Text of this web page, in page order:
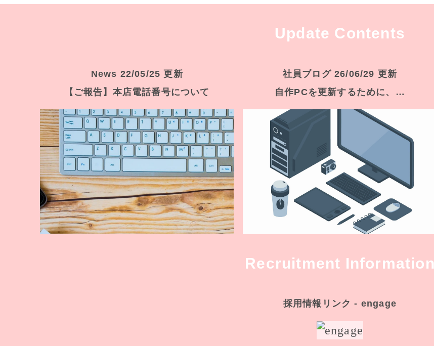
Update Contents
News 22/05/25 更新
【ご報告】本店電話番号について
社員ブログ 26/06/29 更新
自作PCを更新するために、…
Recruitment Information
採用情報リンク - engage